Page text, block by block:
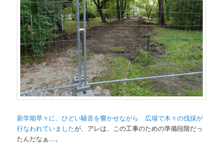
新学期早々に、ひどい騒音を響かせながら 広場で木々の伐採が
行なわれていましたが、アレは、この工事のための準備段階だっ
たんだなぁ…。